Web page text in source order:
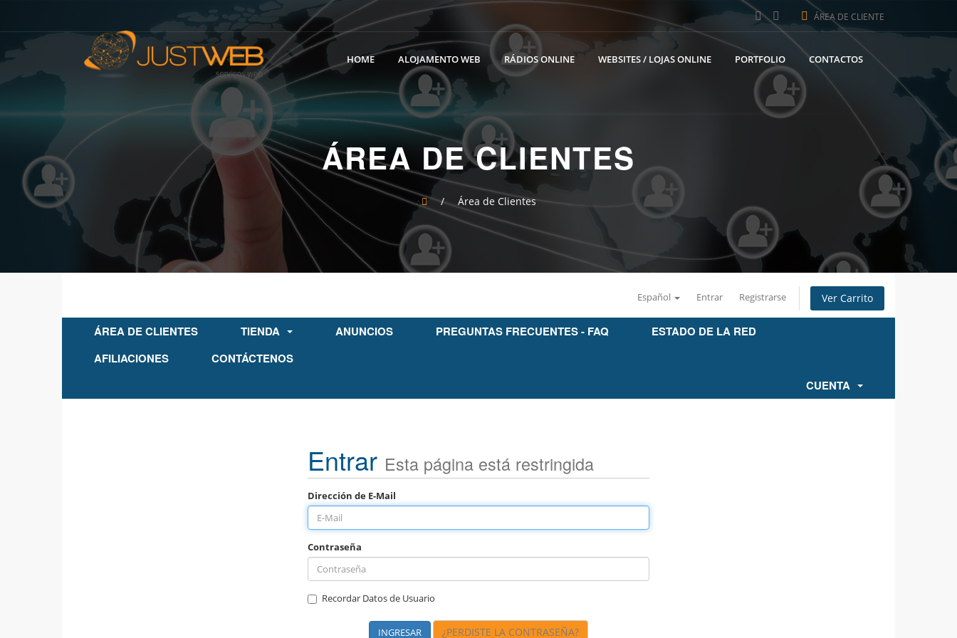
ÁREA DE CLIENTE
HOME ALOJAMENTO WEB RÁDIOS ONLINE WEBSITES / LOJAS ONLINE PORTFOLIO CONTACTOS
ÁREA DE CLIENTES
/ Área de Clientes
Español Entrar Registrarse Ver Carrito
ÁREA DE CLIENTES TIENDA ANUNCIOS PREGUNTAS FRECUENTES - FAQ
ESTADO DE LA RED
AFILIACIONES
CONTÁCTENOS
CUENTA
Entrar Esta página está restringida
Dirección de E-Mail
Contraseña
Recordar Datos de Usuario
¿PERDISTE LA CONTRASEÑA?